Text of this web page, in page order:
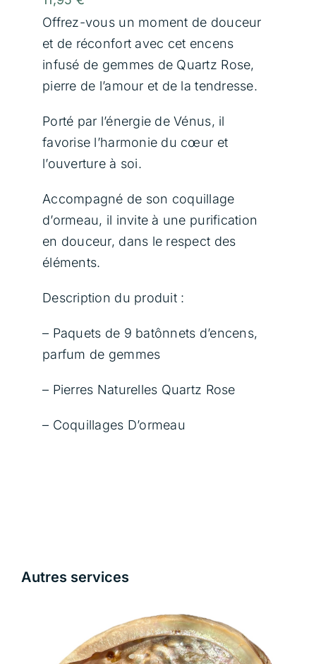
Communication Animale
Soins Magnétisme
Rituels
Formations
Boutique
Témoignages
Contact
Panier
Offrez-vous un moment de douceur
et de réconfort avec cet encens
infusé de gemmes de Quartz Rose,
pierre de l’amour et de la tendresse.
Porté par l’énergie de Vénus, il
favorise l’harmonie du cœur et
l’ouverture à soi.
Accompagné de son coquillage
d’ormeau, il invite à une purification
en douceur, dans le respect des
éléments.
Description du produit :
– Paquets de 9 batônnets d’encens,
parfum de gemmes
– Pierres Naturelles Quartz Rose
– Coquillages D’ormeau
Autres services